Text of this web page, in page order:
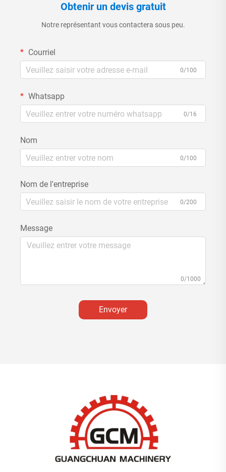
Obtenir un devis gratuit
Notre représentant vous contactera sous peu.
Courriel
0/100
Whatsapp
0/16
Nom
0/100
Nom de l'entreprise
0/200
Message
0/1000
Envoyer